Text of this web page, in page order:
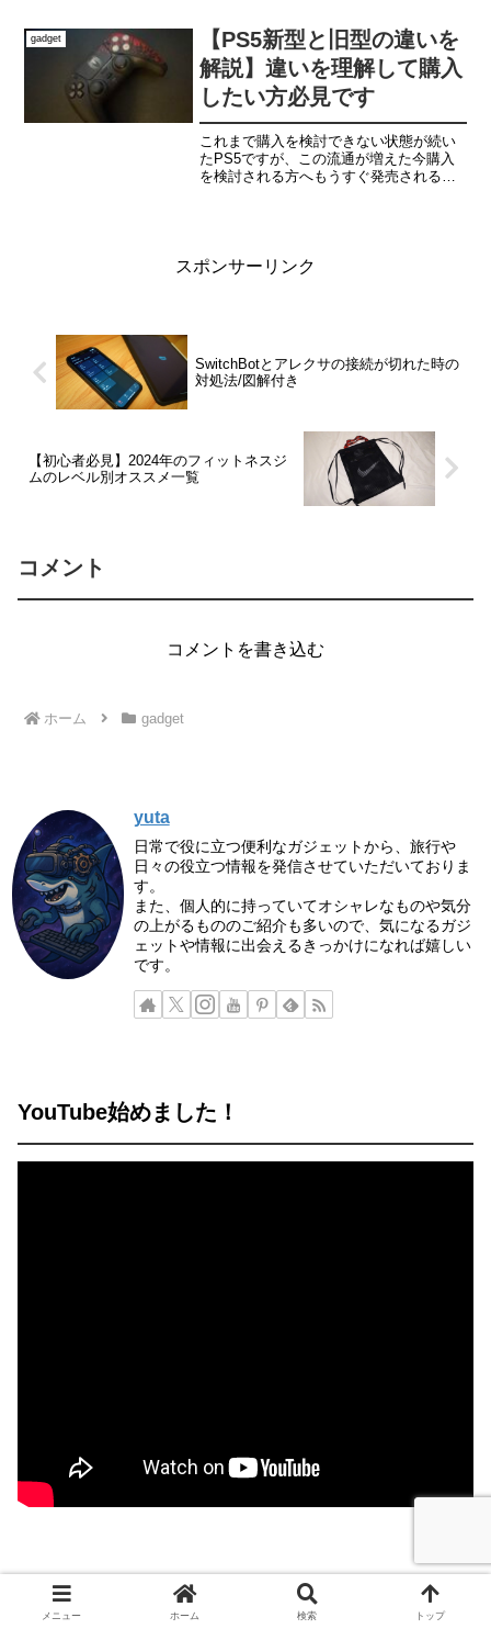
をするのであれば、より生産性高めて働
ける環境作りに力を入れる...
gadget
【PS5新型と旧型の違いを
解説】違いを理解して購入
したい方必見です
これまで購入を検討できない状態が続い
たPS5ですが、この流通が増えた今購入
を検討される方へもうすぐ発売される
スポンサーリンク
SwitchBotとアレクサの接続が切れた時の
対処法/図解付き
【初心者必見】2024年のフィットネスジ
ムのレベル別オススメ一覧
コメント
コメントを書き込む
ホーム gadget
yuta
日常で役に立つ便利なガジェットから、旅行や
日々の役立つ情報を発信させていただいておりま
す。
また、個人的に持っていてオシャレなものや気分
の上がるもののご紹介も多いので、気になるガジ
ェットや情報に出会えるきっかけになれば嬉しい
です。
YouTube始めました！
メニュー ホーム 検索 トップ